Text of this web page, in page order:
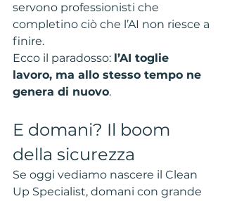
servono professionisti che
completino ciò che l’AI non riesce a
finire.
Ecco il paradosso: l’AI toglie
lavoro, ma allo stesso tempo ne
genera di nuovo.
E domani? Il boom
della sicurezza
Se oggi vediamo nascere il Clean
Up Specialist, domani con grande